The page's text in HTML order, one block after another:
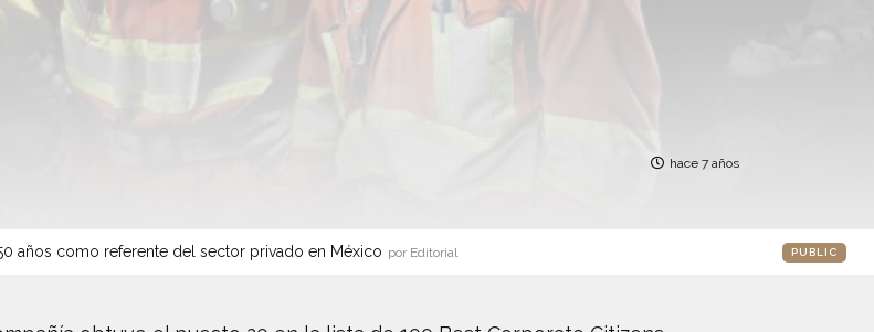
hace 7 años
años como referente del sector privado en México por Editorial PUBLIC